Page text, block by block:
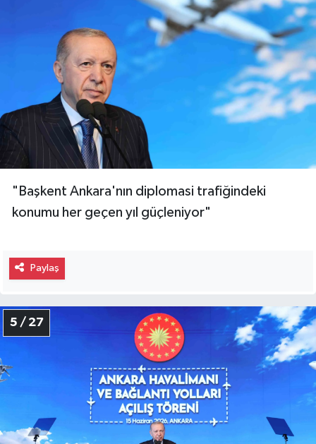
"Başkent Ankara'nın diplomasi trafiğindeki
konumu her geçen yıl güçleniyor"
Paylaş
5 / 27